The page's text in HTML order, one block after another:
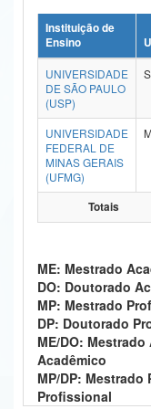
Ministério da Ciência,
Ministério do Meio Ambiente
Ministério do Turismo
Ministério do Desenvolvimento
Controladoria-Geral da União
Ministério da Mulher, da
Secretaria de Governo
Gabinete de Segurança
Advocacia-Geral da União
Banco Central do Brasil
Instituição de
Ensino
UNIVERSIDADE
DE SÃO PAULO
(USP)
UNIVERSIDADE
FEDERAL DE
MINAS GERAIS
(UFMG)
Totais
ME: Mestrado
DO: Doutorado
MP: Mestrado
DP: Doutorado
ME/DO:
Acadêmico
MP/DP:
Profissional